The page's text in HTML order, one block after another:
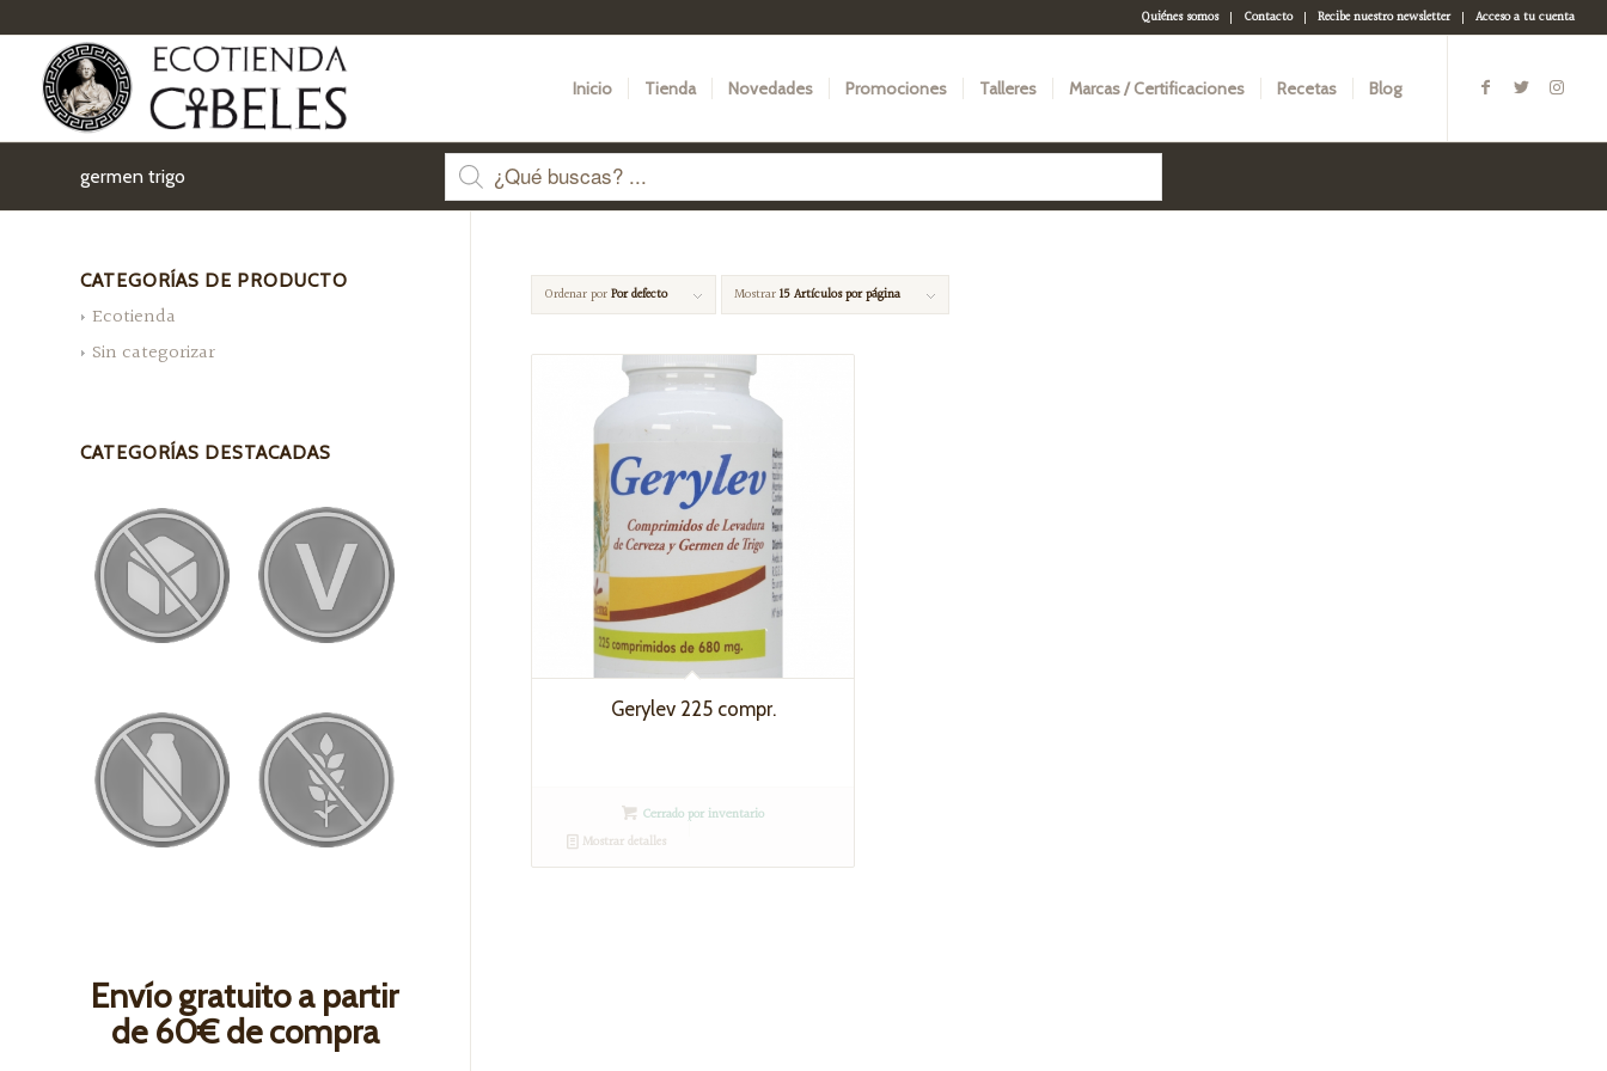
Quiénes somos Contacto Recibe nuestro newsletter Acceso a tu cuenta
Inicio Tienda Novedades Promociones Talleres Marcas / Certificaciones Recetas Blog
germen trigo
Ordenar porPor defecto Mostrar15 Artículos por página
Gerylev 225 compr.
Cerrado por inventario
Mostrar detalles
CATEGORÍAS DE PRODUCTO
Ecotienda
Sin categorizar
CATEGORÍAS DESTACADAS
Envío gratuito a partir
de 60€ de compra